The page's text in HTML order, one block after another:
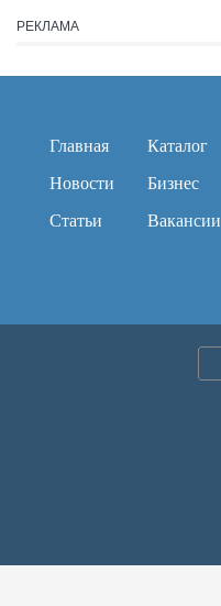
РЕКЛАМА
Главная
Новости
Статьи
Каталог
Бизнес
Вакансии